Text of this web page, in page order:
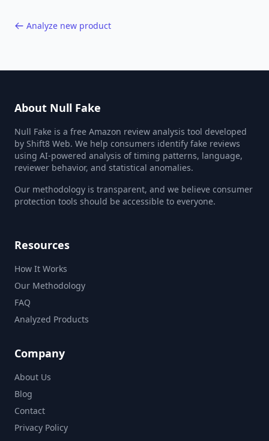
Analyze new product
About Null Fake
Null Fake is a free Amazon review analysis tool developed
by Shift8 Web. We help consumers identify fake reviews
using AI-powered analysis of timing patterns, language,
reviewer behavior, and statistical anomalies.
Our methodology is transparent, and we believe consumer
protection tools should be accessible to everyone.
Resources
How It Works
Our Methodology
FAQ
Analyzed Products
Company
About Us
Blog
Contact
Privacy Policy